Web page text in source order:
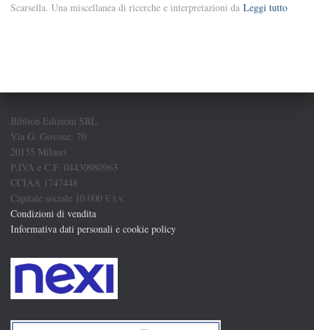
Scarsella. Una miscellanea di ricerche e interpretazioni da Leggi tutto
Biblion Edizioni SRL
Via G. Govone, 70
20155 Milano
P.IVA e C.F. 04430980963
CCIAA 1747448
Capitale sociale 10.000 € i.v.
Condizioni di vendita
Informativa dati personali e cookie policy